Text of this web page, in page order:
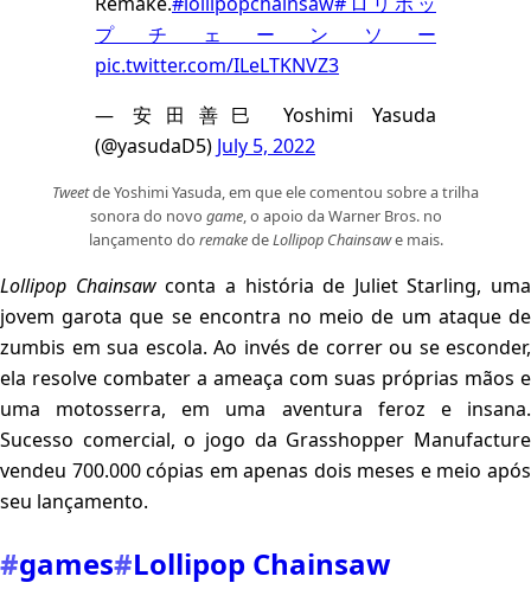
プチェーンソー
pic.twitter.com/ILeLTKNVZ3
— 安田善巳 Yoshimi Yasuda
(@yasudaD5) July 5, 2022
Tweetde Yoshimi Yasuda, em que ele comentou sobre a trilha
sonora do novo game, o apoio da Warner Bros. no
lançamento do remakedeLollipop Chainsawe mais.
Lollipop Chainsawconta a história de Juliet Starling, uma
jovem garota que se encontra no meio de um ataque de
zumbis em sua escola. Ao invés de correr ou se esconder,
ela resolve combater a ameaça com suas próprias mãos e
uma motosserra, em uma aventura feroz e insana.
Sucesso comercial, o jogo da Grasshopper Manufacture
vendeu 700.000 cópias em apenas dois meses e meio após
seu lançamento.
#games#Lollipop Chainsaw